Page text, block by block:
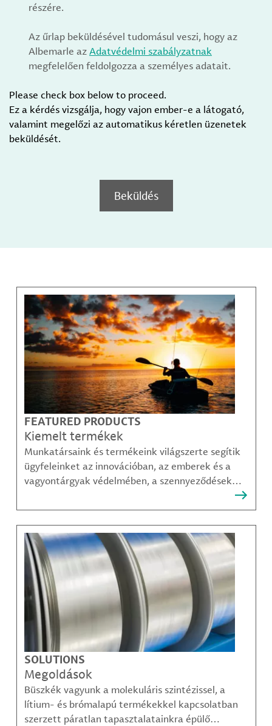
részére.
Az űrlap beküldésével tudomásul veszi, hogy az
Albemarle azAdatvédelmi szabályzatnak
megfelelően feldolgozza a személyes adatait.
Please check box below to proceed.
Ez a kérdés vizsgálja, hogy vajon ember-e a látogató,
valamint megelőzi az automatikus kéretlen üzenetek
beküldését.
Beküldés
FEATURED PRODUCTS
Kiemelt termékek
Munkatársaink és termékeink világszerte segítik
ügyfeleinket az innovációban, az emberek és a
vagyontárgyak védelmében, a szennyeződések
kommunikáció és a növekedés fenntarthatóbb
módjainak megteremtésében.
SOLUTIONS
Megoldások
Büszkék vagyunk a molekuláris szintézissel, a
lítium- és brómalapú termékekkel kapcsolatban
szerzett páratlan tapasztalatainkra épülő